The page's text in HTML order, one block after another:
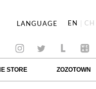
LANGUAGE EN CH
STORE ZOZOTOWN